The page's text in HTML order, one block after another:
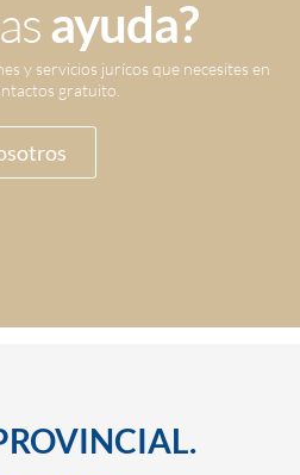
ayuda?
y servicios jurícos que necesites en
gratuito.